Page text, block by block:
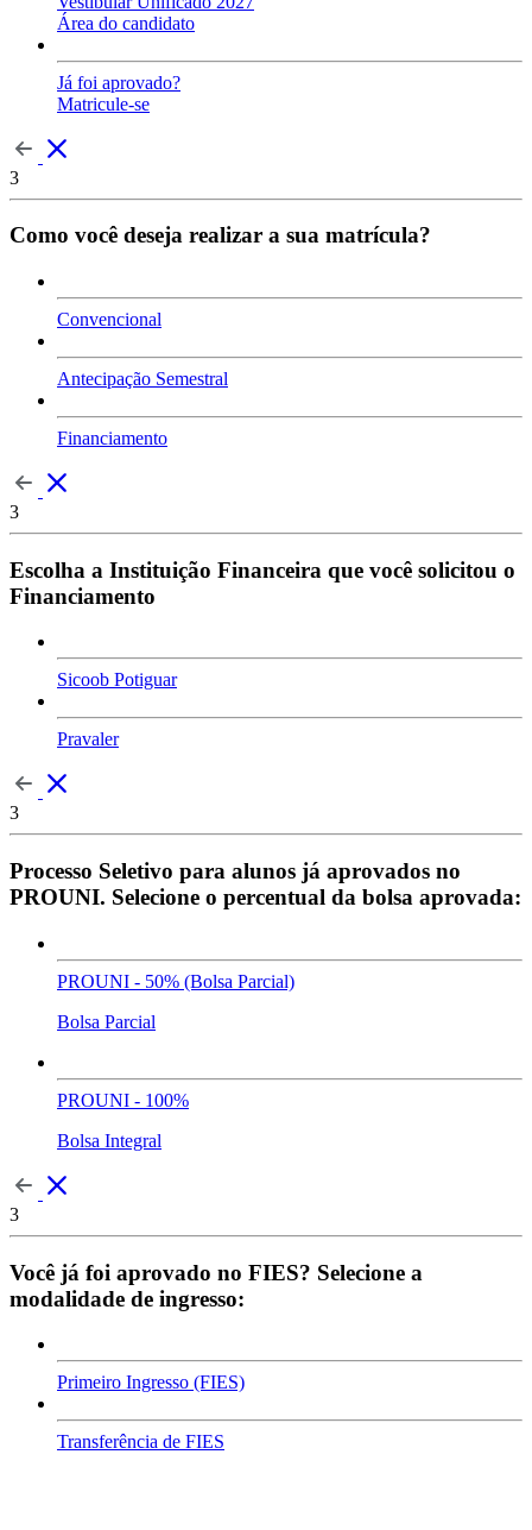
Área do candidato
Já foi aprovado?
Matricule-se
3
Como você deseja realizar a sua matrícula?
Convencional
Antecipação Semestral
Financiamento
3
Escolha a Instituição Financeira que você solicitou o
Financiamento
Sicoob Potiguar
Pravaler
3
Processo Seletivo para alunos já aprovados no
PROUNI. Selecione o percentual da bolsa aprovada:
PROUNI - 50% (Bolsa Parcial)
Bolsa Parcial
PROUNI - 100%
Bolsa Integral
3
Você já foi aprovado no FIES? Selecione a
modalidade de ingresso:
Primeiro Ingresso (FIES)
Transferência de FIES